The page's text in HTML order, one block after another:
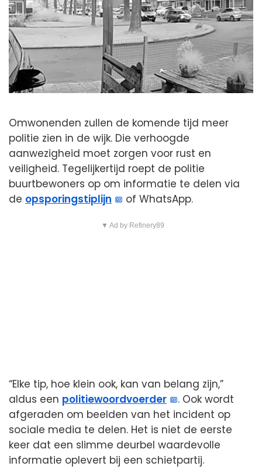
Omwonenden zullen de komende tijd meer
politie zien in de wijk. Die verhoogde
aanwezigheid moet zorgen voor rust en
veiligheid. Tegelijkertijd roept de politie
buurtbewoners op om informatie te delen via
de opsporingstiplijn of WhatsApp.
▼ Ad by Refinery89
“Elke tip, hoe klein ook, kan van belang zijn,”
aldus een politiewoordvoerder
. Ook wordt
afgeraden om beelden van het incident op
sociale media te delen. Het is niet de eerste
keer dat een slimme deurbel waardevolle
informatie oplevert bij een schietpartij.